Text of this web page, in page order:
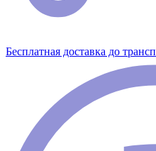
Бесплатная доставка до